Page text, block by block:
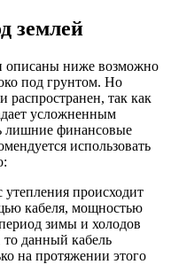
землей
описаны ниже возможно
под грунтом. Но
распространен, так как
усложненным
лишние финансовые
использовать
происходит
кабеля, мощностью
зимы и холодов
то данный кабель
на протяжении этого